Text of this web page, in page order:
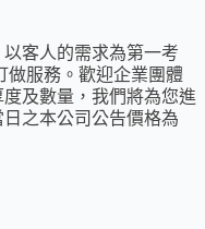
以客人的需求為第一考
做服務。 歡迎企業團體
及數量，我們將為您進
之本公司公告價格為